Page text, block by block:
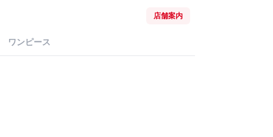
店舗案内
ワンピース